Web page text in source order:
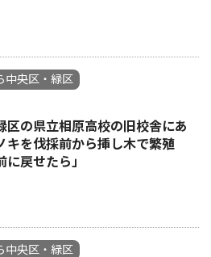
中央区・緑区
区の県立相原高校の旧校舎にあ
キを伐採前から挿し木で繁殖
に戻せたら」
中央区・緑区